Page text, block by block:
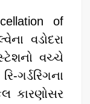
of
વડોદરા
વચ્ચે
ગર્ડરિંગના
કારણોસર